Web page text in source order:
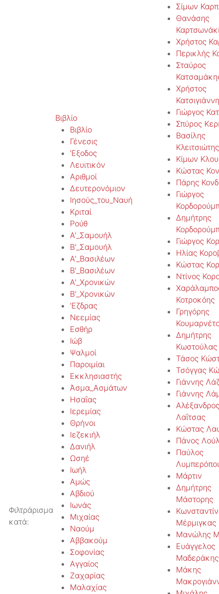
Φιλτράρισμα
κατά:
Βιβλίο
Βιβλίο
Γένεσις
'Εξοδος
Λευιτικόν
Αριθμοί
Δευτερονόμιον
Ιησούς_του_Ναυή
Κριταί
Ρούθ
Α'_Σαμουήλ
Β'_Σαμουήλ
Α'_Βασιλέων
Β'_Βασιλέων
Α'_Χρονικών
Β'_Χρονικών
'Εζδρας
Νεεμίας
Εσθήρ
Ιώβ
Ψαλμοί
Παροιμίαι
Εκκλησιαστής
Άσμα_Ασμάτων
Ησαΐας
Ιερεμίας
Θρήνοι
Ιεζεκιήλ
Δανιήλ
Ωσηέ
Ιωήλ
Αμώς
Αβδιού
Ιωνάς
Μιχαίας
Ναούμ
Αββακούμ
Σοφονίας
Αγγαίος
Ζαχαρίας
Μαλαχίας
Σίμων
Θανάσης
Χρήστος
Περικλής
Σταύρος
Χρήστος
Γιώργος
Σπύρος
Βασίλης
Κλειτσιώτης
Κίμων
Κώστας
Πάρης
Γιώργος
Δημήτρης
Γιώργος
Ηλίας
Κώστας
Ντίνος
Κοτροκόης
Γρηγόρης
Δημήτρης
Κωστούλας
Τάσος
Τσόγγας
Γιάννης
Γιάννης
Αλέξανδρος
Λαΐτσας
Κώστας
Πάνος
Παύλος
Μάρτιν
Δημήτρης
Μάστορης
Μέρμιγκας
Μανώλης
Ευάγγελος
Μαδεράκης
Μάκης